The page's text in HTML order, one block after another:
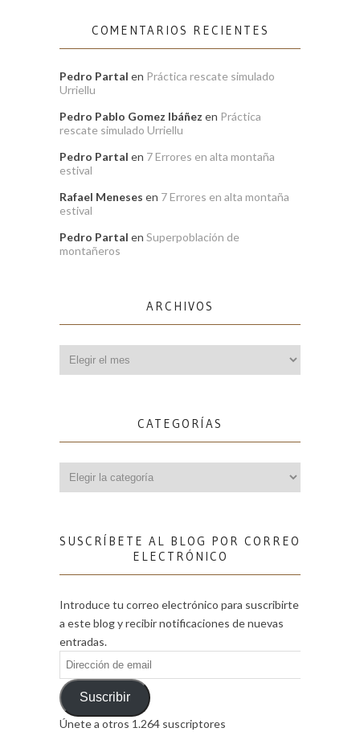
COMENTARIOS RECIENTES
Pedro Partal en Práctica rescate simulado
Urriellu
Pedro Pablo Gomez Ibáñez en Práctica
rescate simulado Urriellu
Pedro Partal en 7 Errores en alta montaña
estival
Rafael Meneses en 7 Errores en alta montaña
estival
Pedro Partal en Superpoblación de
montañeros
ARCHIVOS
CATEGORÍAS
SUSCRÍBETE AL BLOG POR CORREO
ELECTRÓNICO
Introduce tu correo electrónico para suscribirte
a este blog y recibir notificaciones de nuevas
entradas.
Dirección
de
emailSuscribir
Únete a otros 1.264 suscriptores